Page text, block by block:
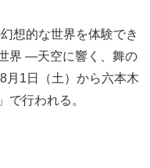
想的な世界を体験でき
界 ―天空に響く、舞の
1日（土）から六本木
で行われる。